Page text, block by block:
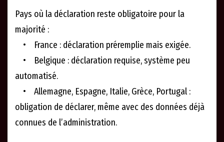
Pays où la déclaration reste obligatoire pour la
majorité :
• France : déclaration préremplie mais exigée.
• Belgique : déclaration requise, système peu
automatisé.
• Allemagne, Espagne, Italie, Grèce, Portugal :
obligation de déclarer, même avec des données déjà
connues de l’administration.